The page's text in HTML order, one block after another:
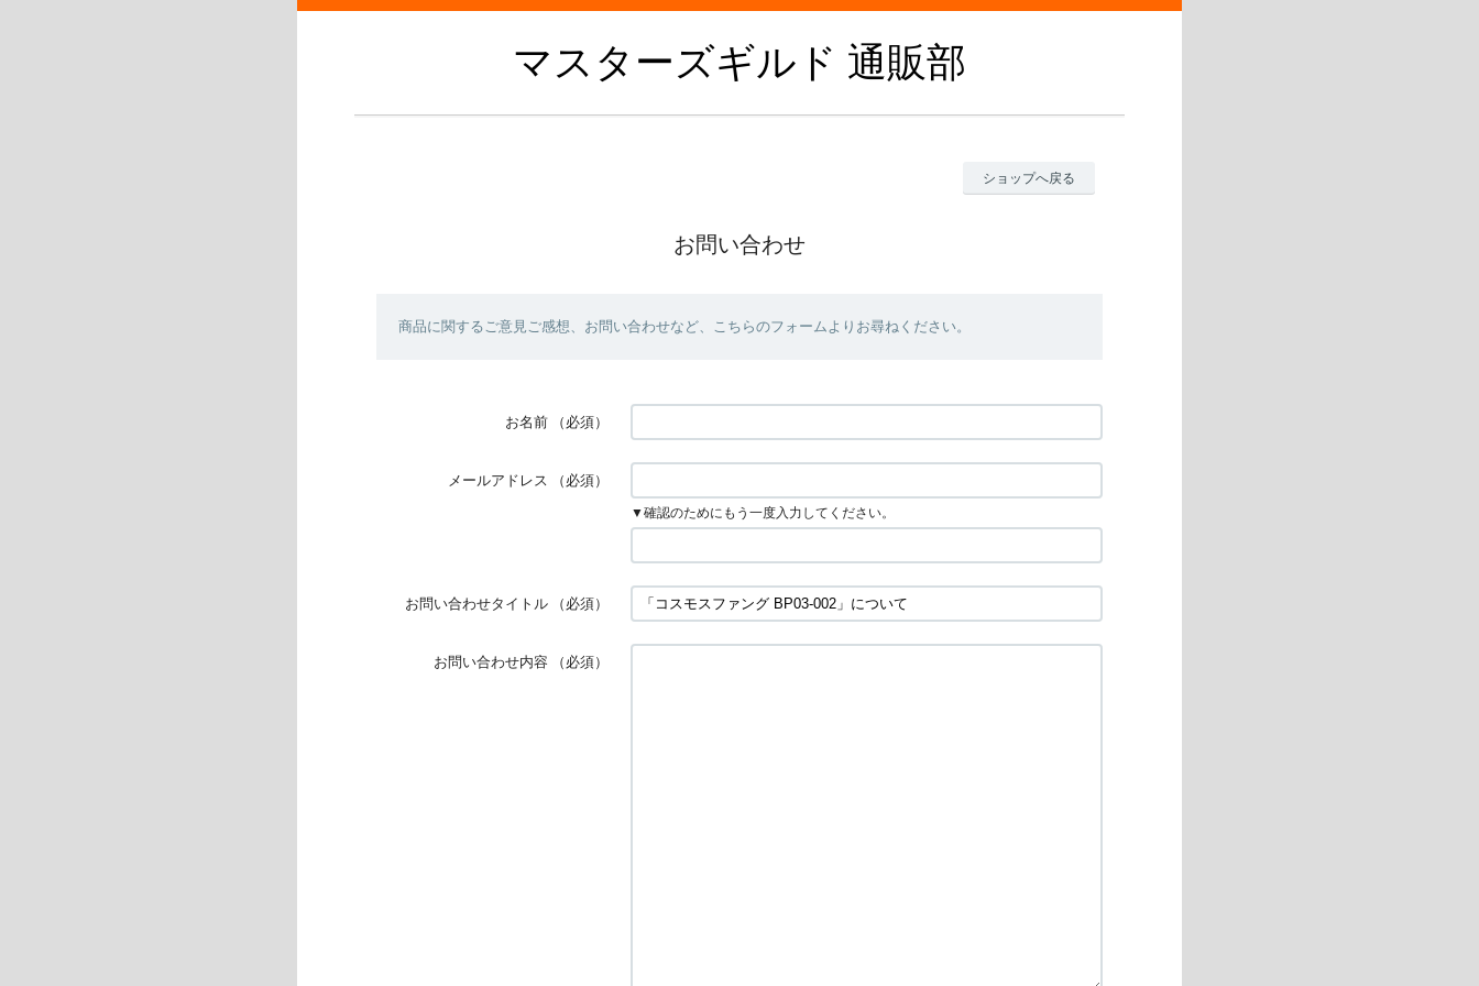
マスターズギルド 通販部
ショップへ戻る
お問い合わせ
商品に関するご意見ご感想、お問い合わせなど、こちらのフォームよりお尋ねください。
お名前 （必須）
メールアドレス （必須）
▼確認のためにもう一度入力してください。
お問い合わせタイトル （必須）
お問い合わせ内容 （必須）